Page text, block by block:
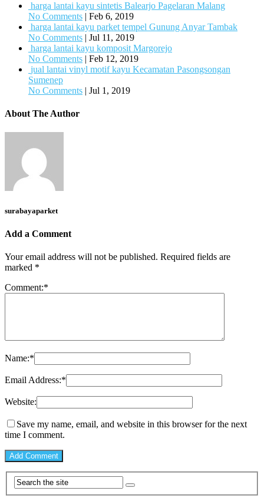
harga lantai kayu sintetis Balearjo Pagelaran Malang
No Comments | Feb 6, 2019
harga lantai kayu parket tempel Gunung Anyar Tambak
No Comments | Jul 11, 2019
harga lantai kayu komposit Margorejo
No Comments | Feb 12, 2019
jual lantai vinyl motif kayu Kecamatan Pasongsongan
Sumenep
No Comments | Jul 1, 2019
About The Author
surabayaparket
Add a Comment
Your email address will not be published. Required fields are
marked *
Comment:*
Name:*
Email Address:*
Website:
Save my name, email, and website in this browser for the next
time I comment.